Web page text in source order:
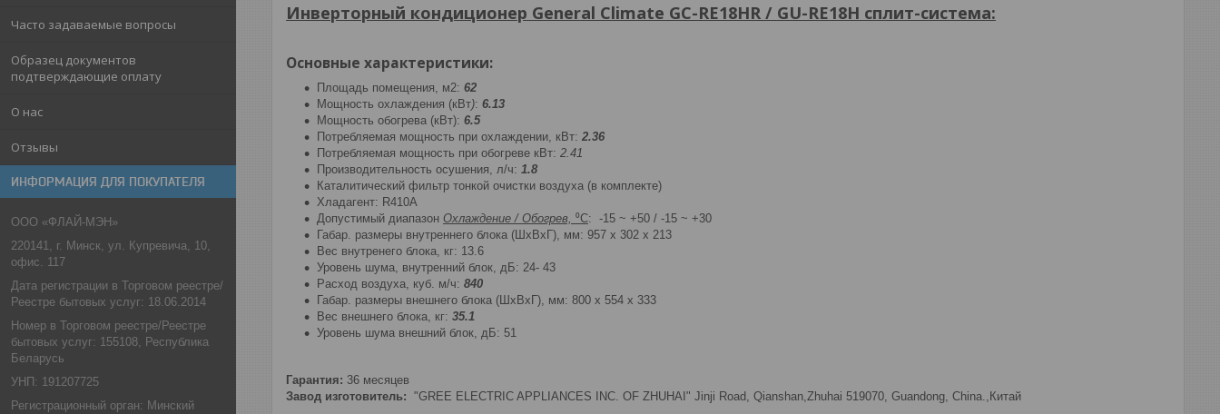
Часто задаваемые вопросы
Образец документов
подтверждающие оплату
О нас
Отзывы
ИНФОРМАЦИЯ ДЛЯ ПОКУПАТЕЛЯ
ООО «ФЛАЙ-МЭН»
220141, г. Минск, ул. Купревича, 10,
офис. 117
Дата регистрации в Торговом реестре/
Реестре бытовых услуг: 18.06.2014
Номер в Торговом реестре/Реестре
бытовых услуг: 155108, Республика
Беларусь
УНП: 191207725
Регистрационный орган: Минский
Инверторный кондиционер General Climate GC-RE18HR / GU-RE18H сплит-система:
Основные характеристики:
Площадь помещения, м2: 62
Мощность охлаждения (кВт): 6.13
Мощность обогрева (кВт): 6.5
Потребляемая мощность при охлаждении, кВт: 2.36
Потребляемая мощность при обогреве кВт: 2.41
Производительность осушения, л/ч: 1.8
Каталитический фильтр тонкой очистки воздуха (в комплекте)
Хладагент: R410A
Допустимый диапазон Охлаждение / Обогрев, ⁰C: -15 ~ +50 / -15 ~ +30
Габар. размеры внутреннего блока (ШхВхГ), мм: 957 х 302 х 213
Вес внутренего блока, кг: 13.6
Уровень шума, внутренний блок, дБ: 24- 43
Расход воздуха, куб. м/ч: 840
Габар. размеры внешнего блока (ШхВхГ), мм: 800 х 554 х 333
Вес внешнего блока, кг: 35.1
Уровень шума внешний блок, дБ: 51
Гарантия: 36 месяцев
Завод изготовитель: "GREE ELECTRIC APPLIANCES INC. OF ZHUHAI" Jinji Road, Qianshan,Zhuhai 519070, Guandong, China.,Китай